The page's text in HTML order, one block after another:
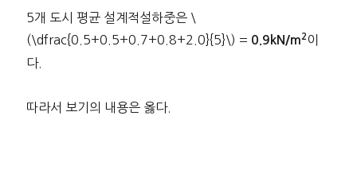
5개 도시 평균 설계적설하중은 \
(\dfrac{0.5+0.5+0.7+0.8+2.0}{5}\) = 0.9kN/m2 이
다.
따라서 보기의 내용은 옳다.